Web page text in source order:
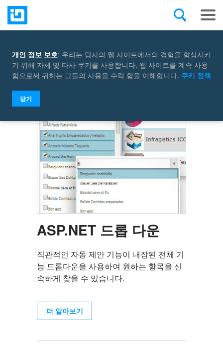
개인 정보 보호: 우리는 당사의 웹 사이트에서의 경험을 향상시키
기 위해 자체 및 타사 쿠키를 사용합니다. 웹 사이트를 계속 사용
함으로써 귀하는 그들의 사용을 수락 함을 이해합니다. 쿠키 정책
닫기
Select a control
ASP.NET 드롭 다운
직관적인 자동 제안 기능이 내장된 전체 기
능 드롭다운을 사용하여 원하는 항목을 신
속하게 찾을 수 있습니다.
더 알아보기